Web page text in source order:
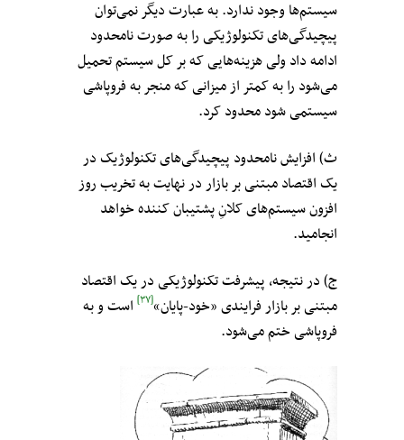
سیستم‌ها وجود ندارد. به عبارت دیگر نمی‌توان
پیچیدگی‌های تکنولوژیکی را به صورت نامحدود
ادامه داد ولی هزینه‌هایی که بر کل سیستم‌ تحمیل
می‌شود را به کمتر از میزانی که منجر به فروپاشی
سیستمی شود محدود کرد.
ث) افزایش نامحدود پیچیدگی‌های تکنولوژیک در
یک اقتصاد مبتنی بر بازار در نهایت به تخریب روز
افزون سیستم‌های کلانِ پشتیبان کننده خواهد
انجامید.
ج) در نتیجه، پیشرفت تکنولوژیکی در یک اقتصاد
مبتنی بر بازار فرایندی «خود-پایان»[۳۷] است و به
فروپاشی ختم می‌شود.